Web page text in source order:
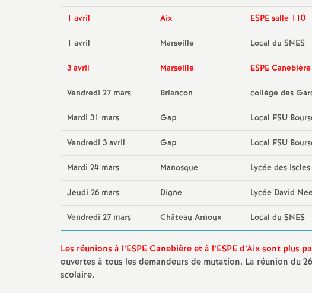
1 avril Aix ESPE salle 110
1 avril Marseille Local du SNES
3 avril Marseille ESPE
Vendredi 27 mars Briancon collège des
Mardi 31 mars Gap Local FSU
Vendredi 3 avril Gap Local FSU
Mardi 24 mars Manosque Lycée des Iscles
Jeudi 26 mars Digne Lycée David
Vendredi 27 mars Château Arnoux Local du SNES
Les réunions à l’ESPE Canebière et à l’ESPE d’Aix sont
ouvertes à tous les demandeurs de mutation. La réunion du
scolaire.